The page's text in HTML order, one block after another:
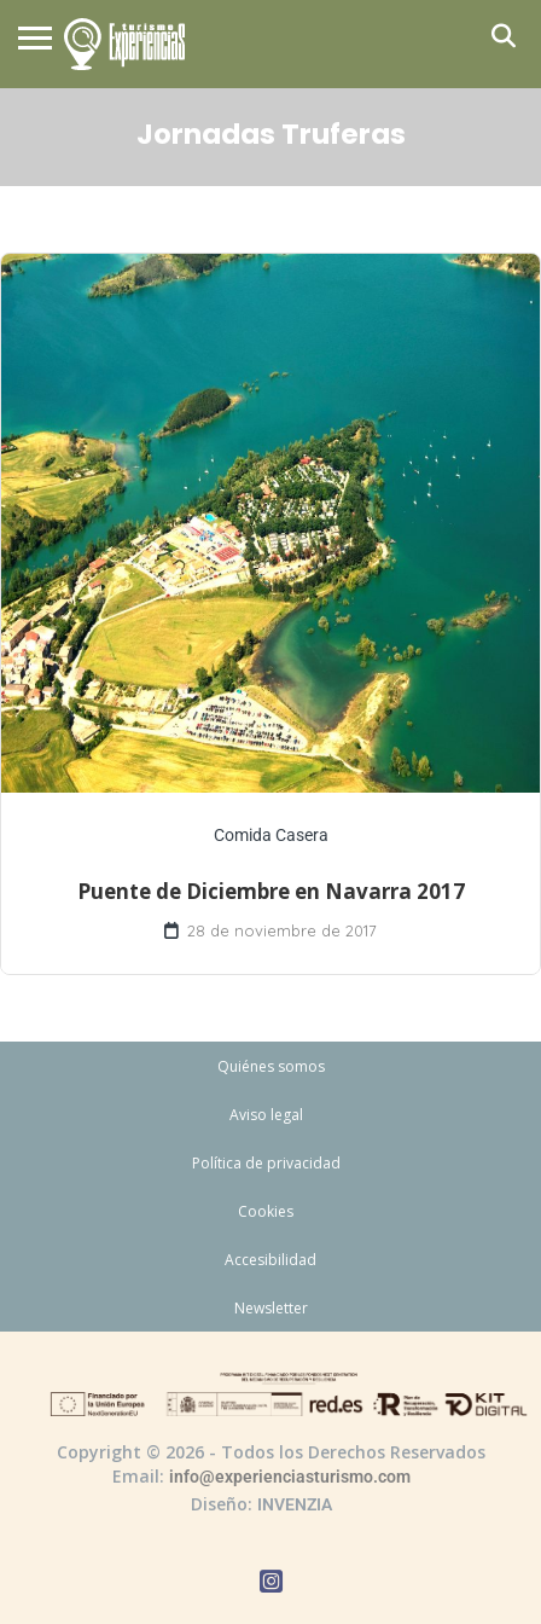
Jornadas Truferas
Comida Casera
Puente de Diciembre en Navarra 2017
28 de noviembre de 2017
Quiénes somos
Aviso legal
Política de privacidad
Cookies
Accesibilidad
Newsletter
Copyright © 2026 - Todos los Derechos Reservados
Email: info@experienciasturismo.com
Diseño: INVENZIA